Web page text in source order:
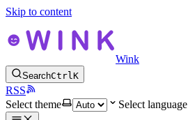
Skip to content
Wink
SearchCtrlK
RSS
Select theme
Select language